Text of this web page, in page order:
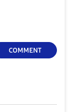
COMMENT